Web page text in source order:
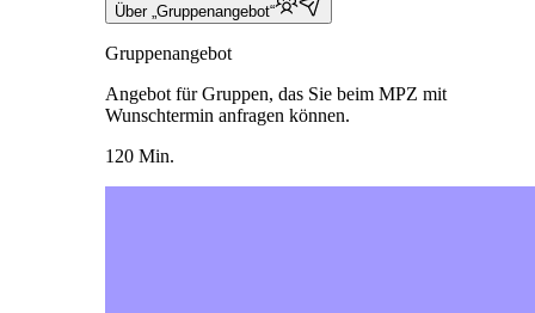
Über „Gruppenangebot“
Gruppenangebot
Angebot für Gruppen, das Sie beim MPZ mit
Wunschtermin anfragen können.
120 Min.